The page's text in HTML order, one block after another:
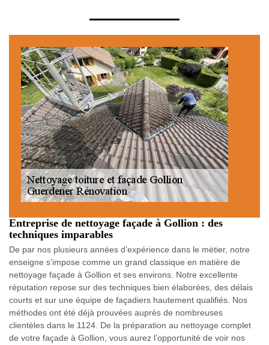
Entreprise de nettoyage façade à Gollion : des
techniques imparables
De par nos plusieurs années d’expérience dans le métier, notre
enseigne s’impose comme un grand classique en matière de
nettoyage façade à Gollion et ses environs. Notre excellente
réputation repose sur des techniques bien élaborées, des délais
courts et sur une équipe de façadiers hautement qualifiés. Nos
méthodes ont été déjà prouvées auprès de nombreuses
clientèles dans le 1124. De la préparation au nettoyage complet
de votre façade à Gollion, vous aurez l’opportunité de voir nos